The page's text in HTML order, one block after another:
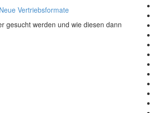
Vertriebsformate
gesucht werden und wie diesen dann